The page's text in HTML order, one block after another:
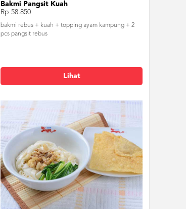
Bakmi Pangsit Kuah
Rp 58.850
bakmi rebus + kuah + topping ayam kampung + 2
pcs pangsit rebus
Lihat